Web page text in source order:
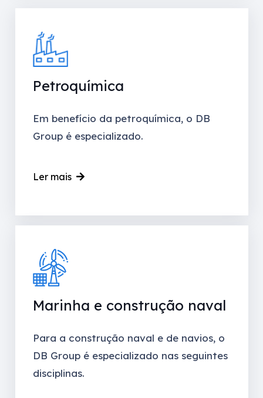
Petroquímica
Em benefício da petroquímica, o DB
Group é especializado.
Ler mais
Marinha e construção naval
Para a construção naval e de navios, o
DB Group é especializado nas seguintes
disciplinas.